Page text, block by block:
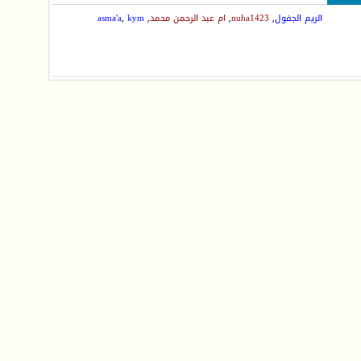
الريم الجفول,
nuha1423
, ام عبد الرحمن محمد,
asma'a, kym